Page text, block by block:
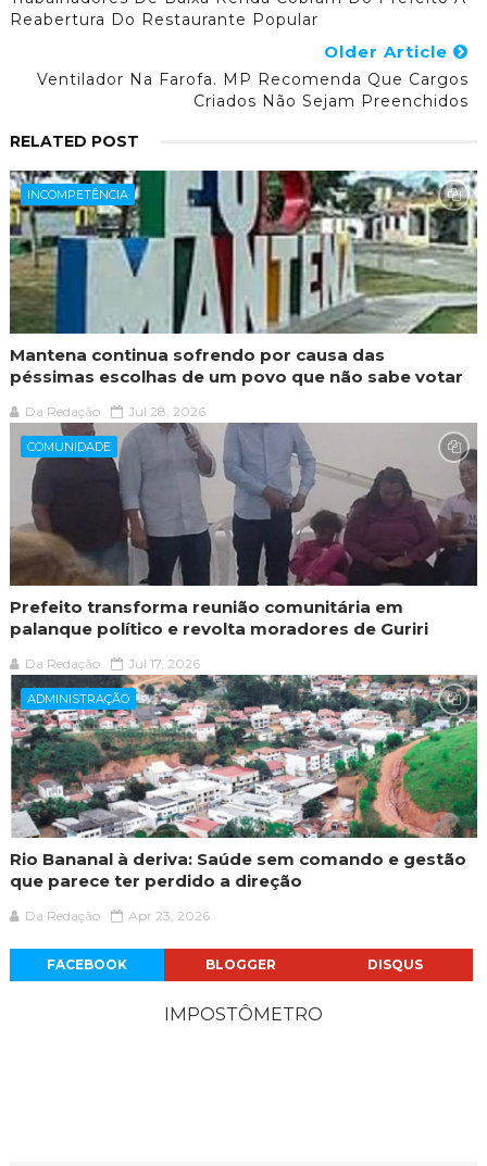
Reabertura Do Restaurante Popular
Older Article
Ventilador Na Farofa. MP Recomenda Que Cargos
Criados Não Sejam Preenchidos
RELATED POST
INCOMPETÊNCIA
Mantena continua sofrendo por causa das
péssimas escolhas de um povo que não sabe votar
Da Redação Jul 28, 2026
COMUNIDADE
Prefeito transforma reunião comunitária em
palanque político e revolta moradores de Guriri
Da Redação Jul 17, 2026
ADMINISTRAÇÃO
Rio Bananal à deriva: Saúde sem comando e gestão
que parece ter perdido a direção
Da Redação Apr 23, 2026
FACEBOOK BLOGGER DISQUS
IMPOSTÔMETRO